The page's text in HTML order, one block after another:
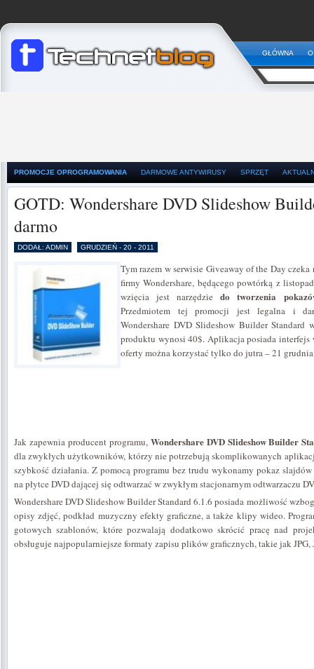
GŁÓWNA
PROMOCJE OPROGRAMOWANIA DARMOWE ANTYWIRUSY SPRZĘT
GOTD: Wondershare DVD Slideshow
darmo
DODAŁ: ADMIN GRUDZIEŃ - 20 - 2011
Tym razem w serwisie Giveaway of the Day
firmy Wondershare, będącego powtórką z
wzięcia jest narzędziedo tworzenia
Przedmiotem tej promocji jest legalna i
Wondershare DVD Slideshow Builder Standard
produktu wynosi 40$. Aplikacja posiada
oferty można korzystać tylko do jutra – 21
Jak zapewnia producent programu, Wondershare DVD Slideshow Builder
dla zwykłych użytkowników, którzy nie potrzebują skomplikowanych
szybkość działania. Z pomocą programu bez trudu wykonamy pokaz
na płytce DVD dającej się odtwarzać w zwykłym stacjonarnym odtwarzaczu
Wondershare DVD Slideshow Builder Standard 6.1.6 posiada możliwość
opisy zdjęć, podkład muzyczny efekty graficzne, a także klipy wideo.
gotowych szablonów, które pozwalają dodatkowo skrócić pracę nad
obsługuje najpopularniejsze formaty zapisu plików graficznych, takie jak JPG,